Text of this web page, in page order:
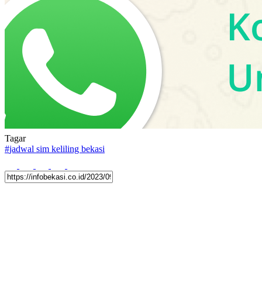
Tagar
#jadwal sim keliling bekasi